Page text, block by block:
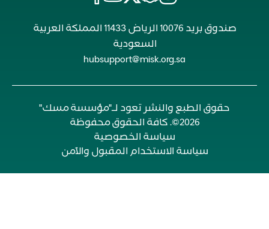
صندوق بريد 10076 الرياض 11433 المملكة العربية
السعودية
hubsupport@misk.org.sa
حقوق الطبع والنشر تعود لـ"مؤسسة مسك"
2026©. كافة الحقوق محفوظة
سياسة الخصوصية
سياسة الاستخدام المقبول والآمن